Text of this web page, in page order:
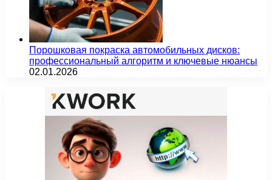
Порошковая покраска автомобильных дисков:
профессиональный алгоритм и ключевые нюансы
02.01.2026